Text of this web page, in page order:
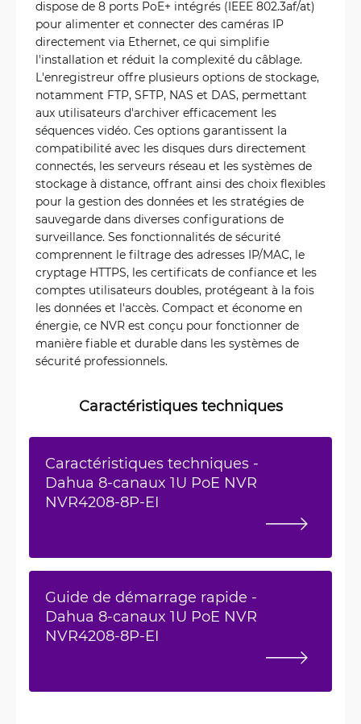
dispose de 8 ports PoE+ intégrés (IEEE 802.3af/at)
pour alimenter et connecter des caméras IP
directement via Ethernet, ce qui simplifie
l'installation et réduit la complexité du câblage.
L'enregistreur offre plusieurs options de stockage,
notamment FTP, SFTP, NAS et DAS, permettant
aux utilisateurs d'archiver efficacement les
séquences vidéo. Ces options garantissent la
compatibilité avec les disques durs directement
connectés, les serveurs réseau et les systèmes de
stockage à distance, offrant ainsi des choix flexibles
pour la gestion des données et les stratégies de
sauvegarde dans diverses configurations de
surveillance. Ses fonctionnalités de sécurité
comprennent le filtrage des adresses IP/MAC, le
cryptage HTTPS, les certificats de confiance et les
comptes utilisateurs doubles, protégeant à la fois
les données et l'accès. Compact et économe en
énergie, ce NVR est conçu pour fonctionner de
manière fiable et durable dans les systèmes de
sécurité professionnels.
Caractéristiques techniques
Caractéristiques techniques -
Dahua 8-canaux 1U PoE NVR
NVR4208-8P-EI
Guide de démarrage rapide -
Dahua 8-canaux 1U PoE NVR
NVR4208-8P-EI